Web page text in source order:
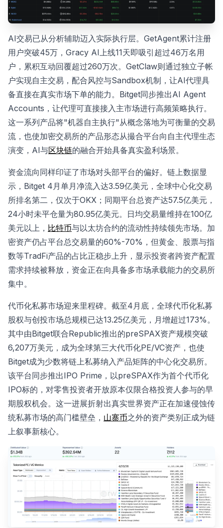
AI交易已从分析辅助迈入实际执行层。GetAgent累计注册
用户突破45万，Gracy AI上线11天即吸引超过46万名用
户，累积互动回覆超过260万次。GetClaw则通过独立子帐
户实现自主交易，配合风控与Sandbox机制，让AI代理具
备直接在真实市场下单的能力。Bitget同步推出AI Agent
Accounts，让代理可直接接入主市场进行高频策略执行。
这一系列产品将"机器自主执行"从概念落地为可衡量的交易
流，也使加密交易所的产品形态从撮合平台向自主代理生态
演变，AI与区块链的融合开始具备真实盈利场景。
资金流向同样印证了市场对头部平台的偏好。链上数据显
示，Bitget 4月单月净流入达3.59亿美元，全球中心化交易
所排名第二，仅次于OKX；同期平台总资产达57.5亿美元，
24小时未平仓量为80.95亿美元。日均交易量维持在100亿
美元以上， 比特币与以太坊合约的流动性持续领先市场。加
密资产仍占平台总交易量的60%-70%，但黄金、股票与指
数等TradFi产品的占比正稳步上升，显示投资者跨资产配置
需求持续被释放，资金正在向具备多市场承载能力的交易所
集中。
代币化私募市场迎来里程碑。截至4月底，全球代币化私募
股权与创投市场总规模已达13.25亿美元，月增超过173%。
其中由Bitget联合Republic推出的preSPAX资产规模突破
6,207万美元，成为全球第三大代币化PE/VC资产，也使
Bitget成为少数将链上私募纳入产品矩阵的中心化交易所。
该平台同步推出IPO Prime，以preSPAX作为首个代币化
IPO标的，对零售投资者开放原本仅限合格投资人参与的早
期股权机会。这一进展折射出真实世界资产正在加速侵蚀传
统私募市场的高门槛壁垒， 山寨币之外的资产类别正成为链
上叙事新核心。